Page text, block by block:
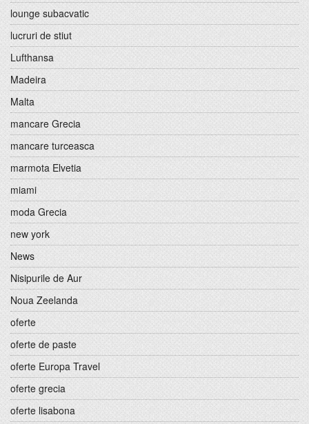
lounge subacvatic
lucruri de stiut
Lufthansa
Madeira
Malta
mancare Grecia
mancare turceasca
marmota Elvetia
miami
moda Grecia
new york
News
Nisipurile de Aur
Noua Zeelanda
oferte
oferte de paste
oferte Europa Travel
oferte grecia
oferte lisabona